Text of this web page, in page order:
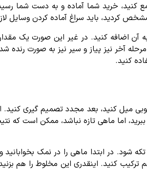
خرید شما آماده و به دست شما
کردید، باید سراغ آماده کردن وسایل
اضافه کنید. در غیر این صورت یک مقدار
آخر نیز پیاز و سیر نیز به صورت رنده
میل کنید، بعد مجدد تصمیم گیری
اما ماهی تازه نباشد، ممکن است که
شود. در ابتدا ماهی را در نمک
ترکیب کنید. اینقدری این مخلوط را هم